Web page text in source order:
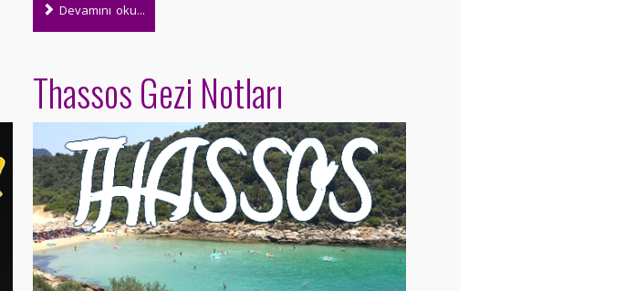
Devamını oku...
Thassos Gezi Notları